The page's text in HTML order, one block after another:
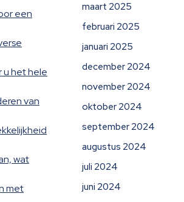
een
u het hele
van
wat
met
maart 2025
februari 2025
januari 2025
december 2024
november 2024
oktober 2024
september 2024
augustus 2024
juli 2024
juni 2024